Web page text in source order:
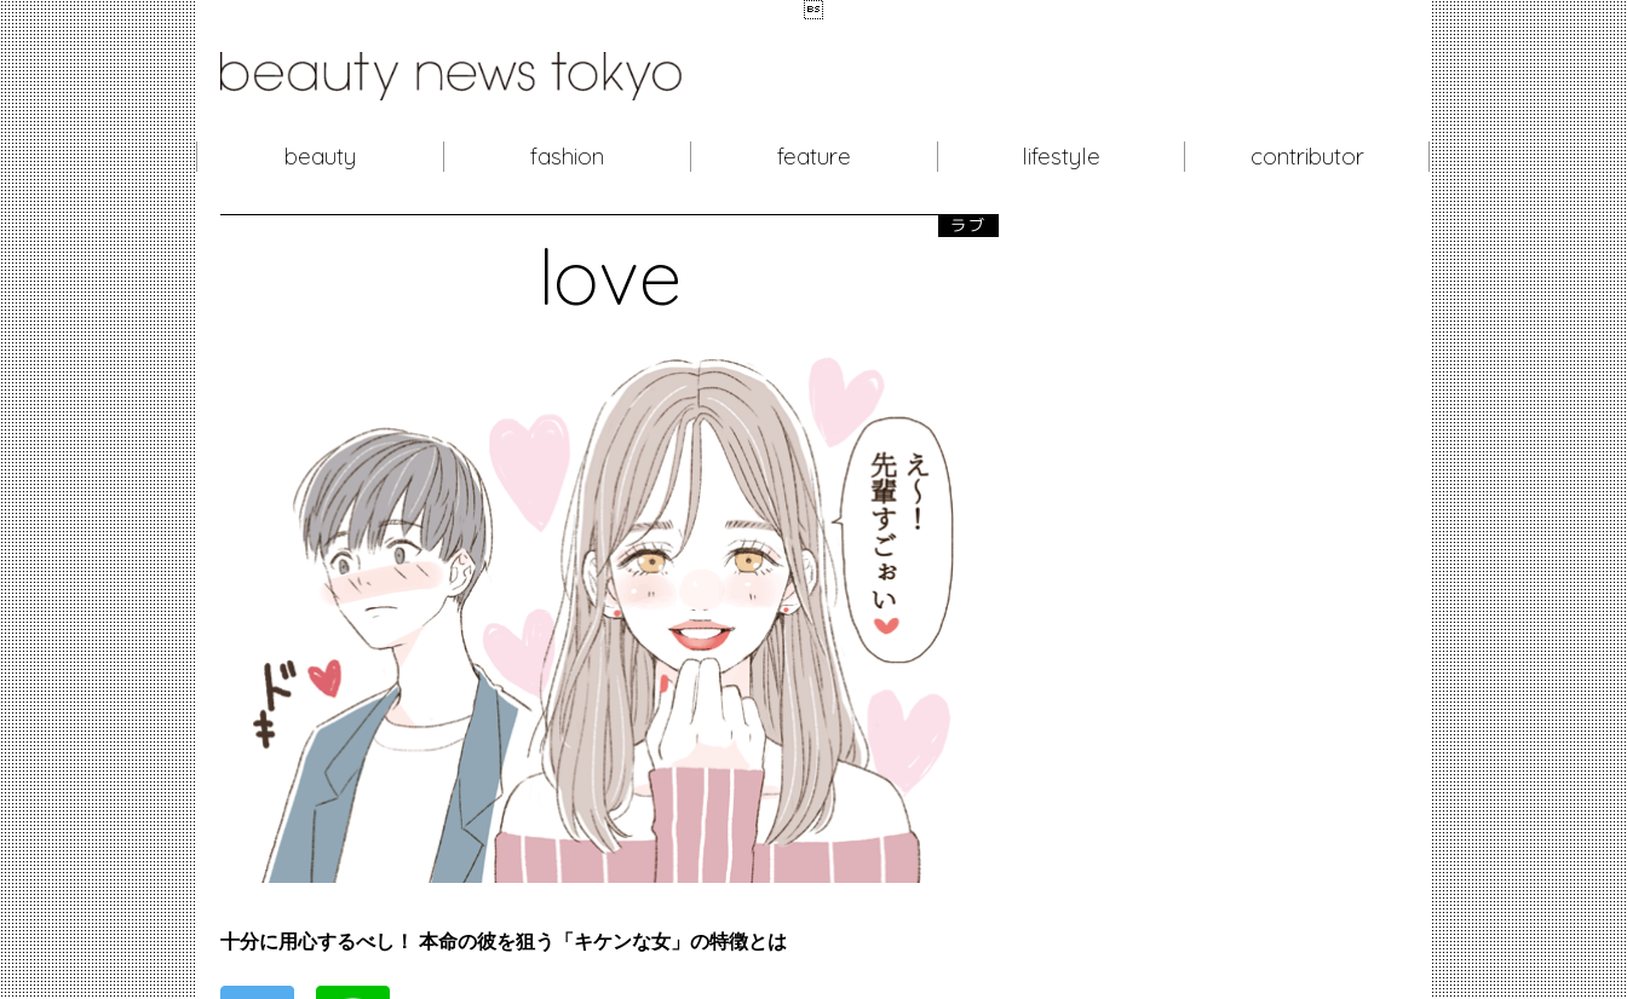

beauty fashion feature lifestyle contributor
love
ラブ
十分に用心するべし！ 本命の彼を狙う「キケンな女」の特徴とは